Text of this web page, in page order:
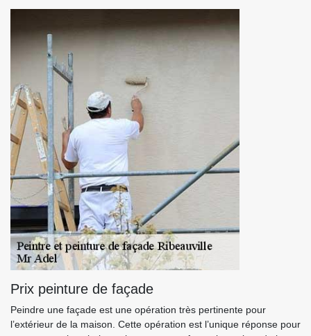
Prix peinture de façade
Peindre une façade est une opération très pertinente pour
l’extérieur de la maison. Cette opération est l’unique réponse pour